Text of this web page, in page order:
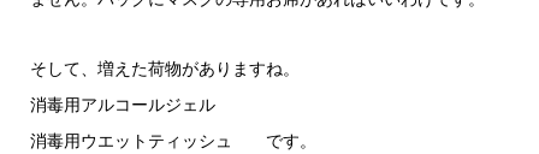
そして、増えた荷物がありますね。
消毒用アルコールジェル
消毒用ウエットティッシュ です。